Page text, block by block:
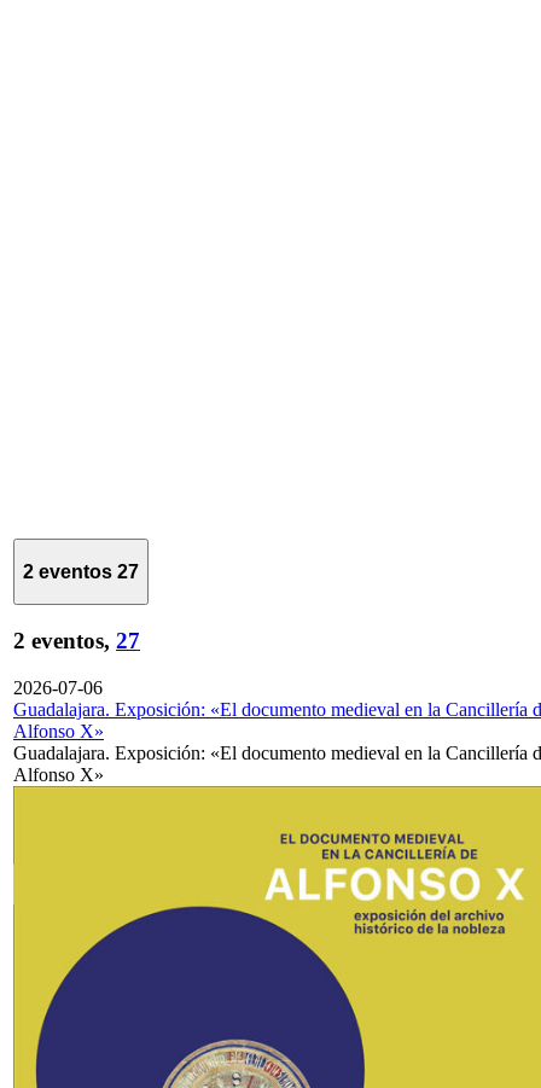
2 eventos 27
2 eventos, 27
2026-07-06
Guadalajara. Exposición: «El documento medieval en la Cancillería
Alfonso X»
Guadalajara. Exposición: «El documento medieval en la Cancillería
Alfonso X»